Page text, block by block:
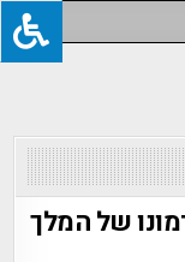
של המלך